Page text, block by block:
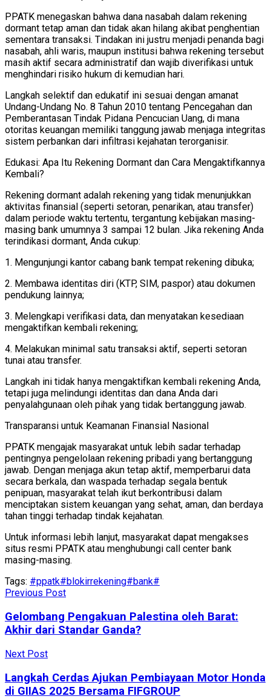
PPATK menegaskan bahwa dana nasabah dalam rekening
dormant tetap aman dan tidak akan hilang akibat penghentian
sementara transaksi. Tindakan ini justru menjadi penanda bagi
nasabah, ahli waris, maupun institusi bahwa rekening tersebut
masih aktif secara administratif dan wajib diverifikasi untuk
menghindari risiko hukum di kemudian hari.
Langkah selektif dan edukatif ini sesuai dengan amanat
Undang-Undang No. 8 Tahun 2010 tentang Pencegahan dan
Pemberantasan Tindak Pidana Pencucian Uang, di mana
otoritas keuangan memiliki tanggung jawab menjaga integritas
sistem perbankan dari infiltrasi kejahatan terorganisir.
Edukasi: Apa Itu Rekening Dormant dan Cara Mengaktifkannya
Kembali?
Rekening dormant adalah rekening yang tidak menunjukkan
aktivitas finansial (seperti setoran, penarikan, atau transfer)
dalam periode waktu tertentu, tergantung kebijakan masing-
masing bank umumnya 3 sampai 12 bulan. Jika rekening Anda
terindikasi dormant, Anda cukup:
1. Mengunjungi kantor cabang bank tempat rekening dibuka;
2. Membawa identitas diri (KTP, SIM, paspor) atau dokumen
pendukung lainnya;
3. Melengkapi verifikasi data, dan menyatakan kesediaan
mengaktifkan kembali rekening;
4. Melakukan minimal satu transaksi aktif, seperti setoran
tunai atau transfer.
Langkah ini tidak hanya mengaktifkan kembali rekening Anda,
tetapi juga melindungi identitas dan dana Anda dari
penyalahgunaan oleh pihak yang tidak bertanggung jawab.
Transparansi untuk Keamanan Finansial Nasional
PPATK mengajak masyarakat untuk lebih sadar terhadap
pentingnya pengelolaan rekening pribadi yang bertanggung
jawab. Dengan menjaga akun tetap aktif, memperbarui data
secara berkala, dan waspada terhadap segala bentuk
penipuan, masyarakat telah ikut berkontribusi dalam
menciptakan sistem keuangan yang sehat, aman, dan berdaya
tahan tinggi terhadap tindak kejahatan.
Untuk informasi lebih lanjut, masyarakat dapat mengakses
situs resmi PPATK atau menghubungi call center bank
masing-masing.
Tags: #ppatk#blokirrekening#bank#
Previous Post
Gelombang Pengakuan Palestina oleh Barat:
Akhir dari Standar Ganda?
Next Post
Langkah Cerdas Ajukan Pembiayaan Motor Honda
di GIIAS 2025 Bersama FIFGROUP